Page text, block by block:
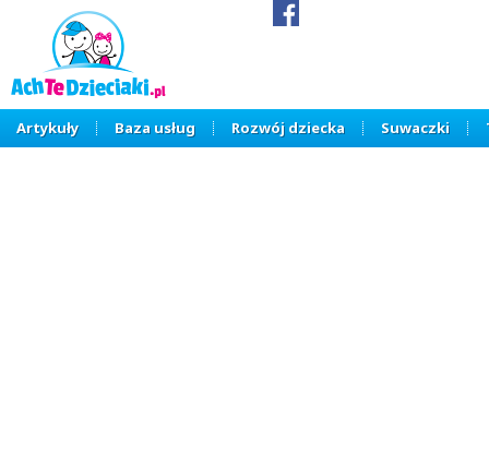
Artykuły Baza usług Rozwój dziecka Suwaczki